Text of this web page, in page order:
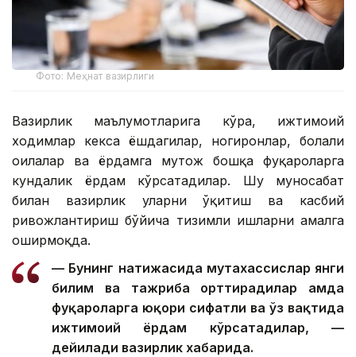
Фото: Меҳнат вазирлиги
Вазирлик маълумотларига кўра, ижтимоий
ходимлар кекса ёшдагилар, ногиронлар, болали
оилалар ва ёрдамга муҳтож бошқа фуқароларга
кундалик ёрдам кўрсатадилар. Шу муносабат
билан вазирлик уларни ўқитиш ва касбий
ривожлантириш бўйича тизимли ишларни амалга
оширмоқда.
— Бунинг натижасида мутахассислар янги
билим ва тажриба орттирадилар ҳамда
фуқароларга юқори сифатли ва ўз вақтида
ижтимоий ёрдам кўрсатадилар, —
дейилади вазирлик хабарида.